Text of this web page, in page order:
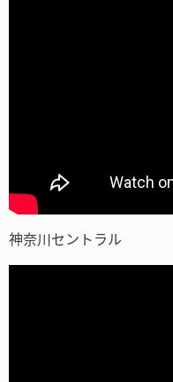
神奈川セントラル